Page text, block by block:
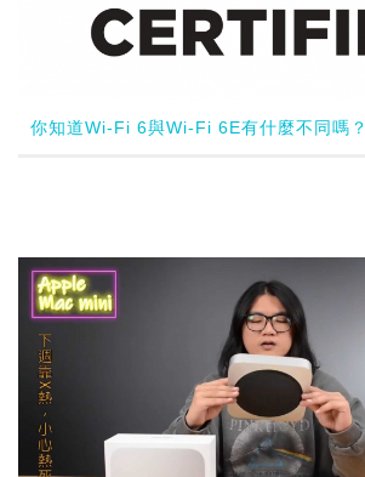
你知道Wi-Fi 6與Wi-Fi 6E有什麼不同嗎？